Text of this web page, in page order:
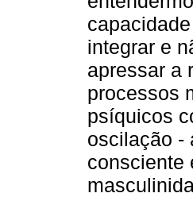
integrar e
apressar a
processos
psíquicos
oscilação -
consciente